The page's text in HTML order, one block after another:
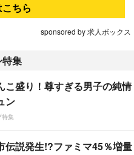
ちら
sponsored by 求人ボックス
集
こ盛り！尊すぎる男子の純情
ン
特集
伝説発生!?ファミマ45％増量